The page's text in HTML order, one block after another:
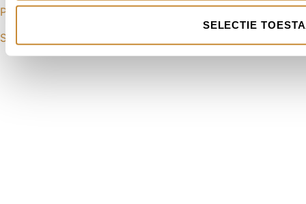
SELECTIE
Privacyverklaring|Algemene voorwaarden
Sitemap